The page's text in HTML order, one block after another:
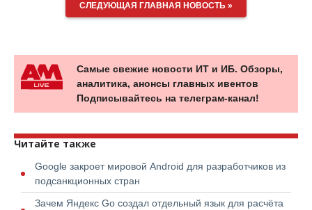
СЛЕДУЮЩАЯ ГЛАВНАЯ НОВОСТЬ »
Самые свежие новости ИТ и ИБ. Обзоры,
аналитика, анонсы главных ивентов
Подписывайтесь на телеграм-канал!
Читайте также
Google закроет мировой Android для разработчиков из
подсанкционных стран
Зачем Яндекс Go создал отдельный язык для расчёта